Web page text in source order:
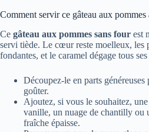
Parsemez un peu de sucre glace
Pour un brunch ou un petit
accompagnez-le d’un café serré
chaud.
C’est le genre de dessert qui donne
petite part, tout en continuant la
Les atouts des pommes : gourmandise